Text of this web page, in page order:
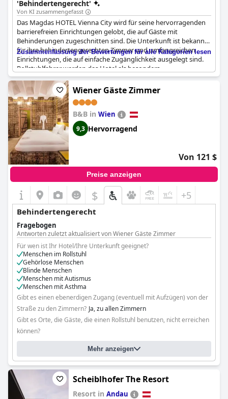
übertrifft sie sogar.
rollstuhlgerechter Aufzug erreicht alle Etagen.
'Behindertengerecht'
Von KI zusammengefasst
Das Magdas HOTEL Vienna City wird für seine hervorragenden
barrierefreien Einrichtungen gelobt, die auf Gäste mit
Behinderungen zugeschnitten sind. Die Unterkunft ist bekannt
für ihre behindertengerechten Zimmer und umfangreichen
Einrichtungen, die auf einfache Zugänglichkeit ausgelegt sind.
Rollstuhlfahrer werden das Hotel als besonders
entgegenkommend empfinden, da es rollstuhlgerechte
Eingänge und einen Aufzug speziell für Personen mit
eingeschränkter Mobilität bietet. Die Barrierefreiheit erstreckt
sich über das Hotelgelände hinaus, da die günstige Lage einen
einfachen Zugang zu öffentlichen Verkehrsmitteln und
nahegelegenen Stadtführungen ermöglicht. Das positive
Feedback unterstreicht das Engagement des Hotels, allen
Gästen einen komfortablen und inklusiven Aufenthalt zu
gewährleisten.
Zusammenfassung der Bewertungen für alle Kategorien lesen
Wiener Gäste Zimmer
B&B in Wien
9,3 Hervorragend
Von 121 $
Preise anzeigen
$ +5
Behindertengerecht
Fragebogen
Antworten zuletzt aktualisiert von Wiener Gäste Zimmer
Für wen ist Ihr Hotel/Ihre Unterkunft geeignet?
Menschen im Rollstuhl
Gehörlose Menschen
Blinde Menschen
Menschen mit Autismus
Menschen mit Asthma
Gibt es einen ebenerdigen Zugang (eventuell mit Aufzügen) von der
Straße zu den Zimmern? Ja, zu allen Zimmern
Gibt es Orte, die Gäste, die einen Rollstuhl benutzen, nicht erreichen
können?
Bitte spezifizieren Sie: Pool area
Mehr anzeigen
Scheiblhofer The Resort
Resort in Andau